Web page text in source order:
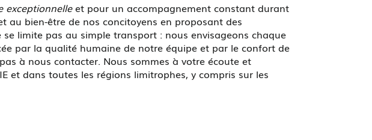
exceptionnelleet pour un accompagnement constant durant
au bien-être de nos concitoyens en proposant des
limite pas au simple transport : nous envisageons chaque
par la qualité humaine de notre équipe et par le confort de
à nous contacter. Nous sommes à votre écoute et
et dans toutes les régions limitrophes, y compris sur les